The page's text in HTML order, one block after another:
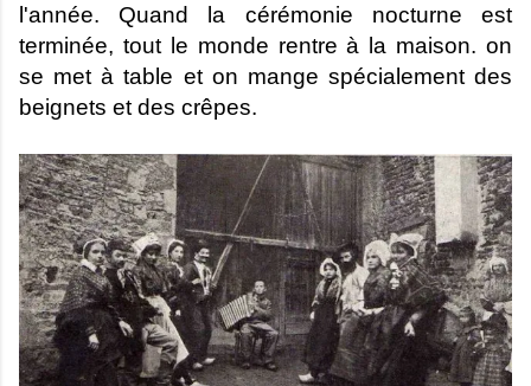
l'année. Quand la cérémonie nocturne est
terminée, tout le monde rentre à la maison. on
se met à table et on mange spécialement des
beignets et des crêpes.